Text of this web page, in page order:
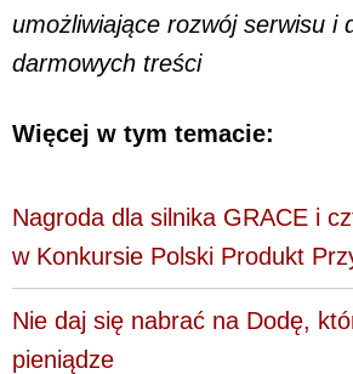
umożliwiające rozwój serwisu i
darmowych treści
Więcej w tym temacie:
Nagroda dla silnika GRACE i
w Konkursie Polski Produkt
Nie daj się nabrać na Dodę,
pieniądze